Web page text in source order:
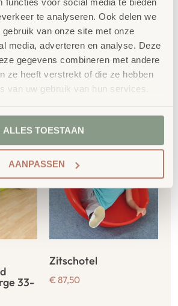
functies voor social media te bieden
te analyseren. Ook delen we
van onze site met onze
media, adverteren en analyse. Deze
gegevens combineren met andere
ze heeft verstrekt of die ze hebben
van uw gebruik van hun services.
ALLES TOESTAAN
AANPASSEN
33-
Zitschotel
€ 87,50